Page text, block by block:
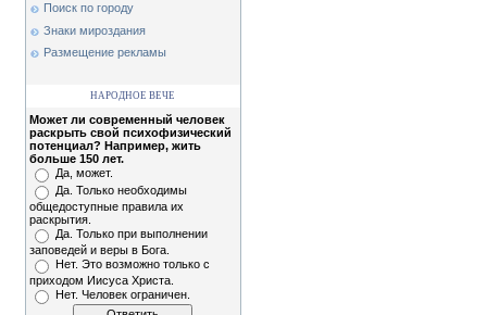
Поиск по городу
Знаки мироздания
Размещение рекламы
НАРОДНОЕ ВЕЧЕ
Может ли современный человек
раскрыть свой психофизический
потенциал? Например, жить
больше 150 лет.
Да, может.
Да. Только необходимы
общедоступные правила их
раскрытия.
Да. Только при выполнении
заповедей и веры в Бога.
Нет. Это возможно только с
приходом Иисуса Христа.
Нет. Человек ограничен.